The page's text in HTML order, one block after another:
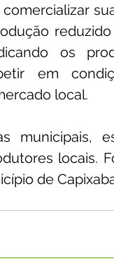
os
em
local.
municipais,
locais.
de